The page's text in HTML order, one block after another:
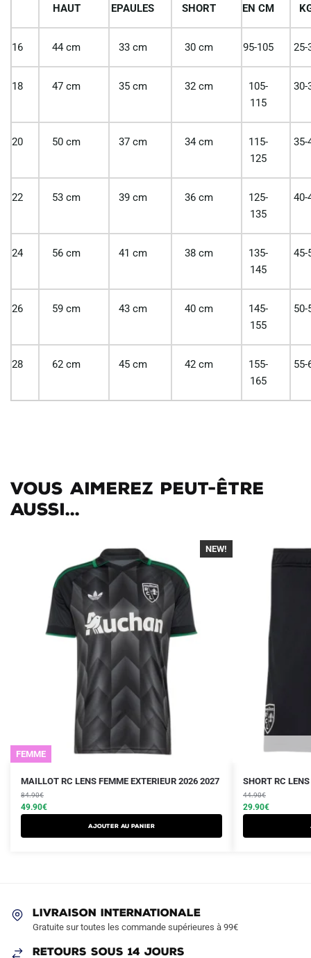
HAUT EPAULES SHORT EN CM
16 44 cm 33 cm 30 cm 95-105 25-
18 47 cm 35 cm 32 cm
105-
115
30-
20 50 cm 37 cm 34 cm
115-
125
35-
22 53 cm 39 cm 36 cm
125-
135
40-
24 56 cm 41 cm 38 cm
135-
145
45-
26 59 cm 43 cm 40 cm
145-
155
50-
28 62 cm 45 cm 42 cm
155-
165
55-
Vous aimerez peut-être
aussi...
-40%
NEW!
FEMME
MAILLOT RC LENS FEMME EXTERIEUR 2026 2027
84.90€
Le
prix
initial
était :
49.90€
Le
prix
actuel
est :
AJOUTER AU PANIER
Ce
produit
a
être
choisies
sur
SHORT RC
44.90€
Le
prix
initial
était :
29.90€
Le
prix
actuel
est :
Ce
produit
a
LIVRAISON INTERNATIONALE
Gratuite sur toutes les commande supérieures à 99€
RETOURS SOUS 14 JOURS